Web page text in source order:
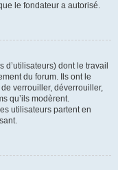
le fondateur a autorisé.
dont le travail
du forum. Ils ont le
verrouiller, déverrouiller,
qu’ils modèrent.
utilisateurs partent en